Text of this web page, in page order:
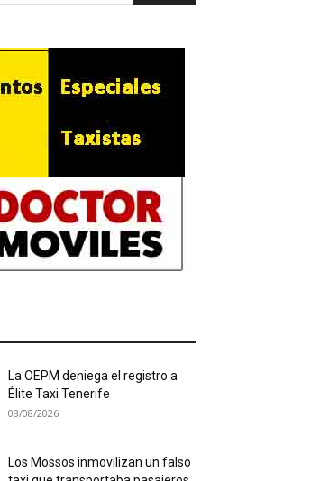
La OEPM deniega el registro a
Élite Taxi Tenerife
08/08/2026
Los Mossos inmovilizan un falso